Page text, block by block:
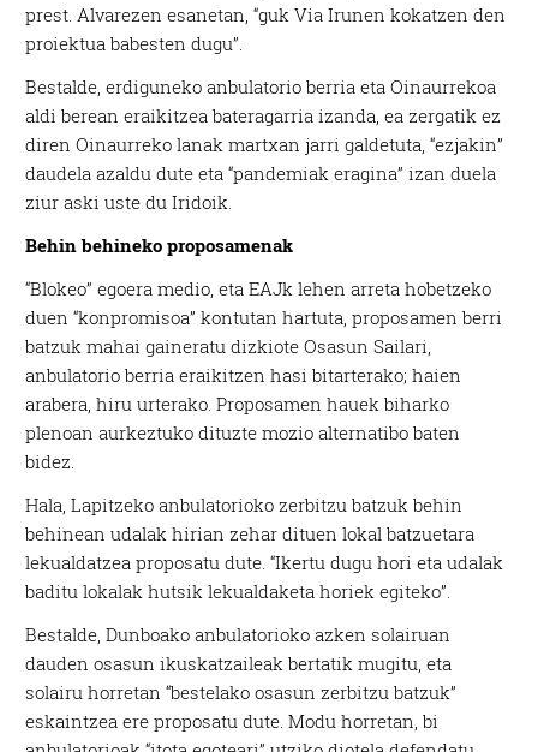
prest. Alvarezen esanetan, “guk Via Irunen kokatzen den
proiektua babesten dugu”.
Bestalde, erdiguneko anbulatorio berria eta Oinaurrekoa
aldi berean eraikitzea bateragarria izanda, ea zergatik ez
diren Oinaurreko lanak martxan jarri galdetuta, “ezjakin”
daudela azaldu dute eta “pandemiak eragina” izan duela
ziur aski uste du Iridoik.
Behin behineko proposamenak
“Blokeo” egoera medio, eta EAJk lehen arreta hobetzeko
duen “konpromisoa” kontutan hartuta, proposamen berri
batzuk mahai gaineratu dizkiote Osasun Sailari,
anbulatorio berria eraikitzen hasi bitarterako; haien
arabera, hiru urterako. Proposamen hauek biharko
plenoan aurkeztuko dituzte mozio alternatibo baten
bidez.
Hala, Lapitzeko anbulatorioko zerbitzu batzuk behin
behinean udalak hirian zehar dituen lokal batzuetara
lekualdatzea proposatu dute. “Ikertu dugu hori eta udalak
baditu lokalak hutsik lekualdaketa horiek egiteko”.
Bestalde, Dunboako anbulatorioko azken solairuan
dauden osasun ikuskatzaileak bertatik mugitu, eta
solairu horretan “bestelako osasun zerbitzu batzuk”
eskaintzea ere proposatu dute. Modu horretan, bi